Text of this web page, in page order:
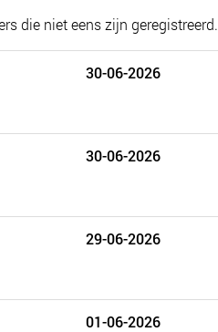
die niet eens zijn geregistreerd.
30-06-2026
30-06-2026
29-06-2026
01-06-2026